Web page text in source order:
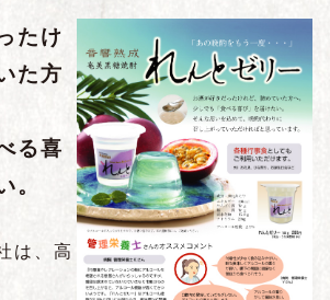
たけ
た方
る喜
。
は、高